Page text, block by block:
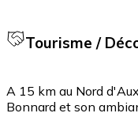
Tourisme /
A 15 km au Nord
Bonnard et son